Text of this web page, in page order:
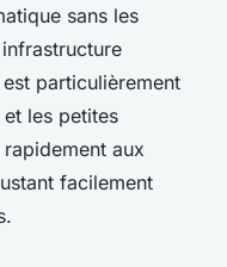
sans les
est particulièrement
les petites
aux
facilement